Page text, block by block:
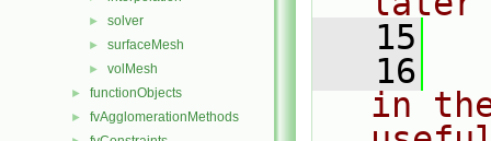
► solver
► surfaceMesh
► volMesh
► functionObjects
► fvAgglomerationMethods
   15
   16
in